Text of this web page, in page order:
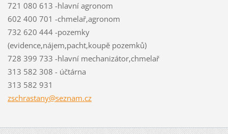
721 080 613 -hlavní agronom
602 400 701 -chmelař,agronom
732 620 444 -pozemky
(evidence,nájem,pacht,koupě pozemků)
728 399 733 -hlavní mechanizátor,chmelař
313 582 308 - účtárna
313 582 931
zschrastany@seznam.cz